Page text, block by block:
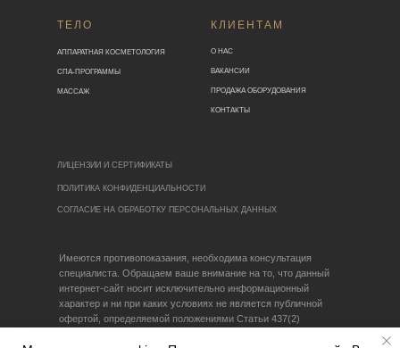
АППАРАТНАЯ КОСМЕТОЛОГИЯ
СПА-ПРОГРАММЫ
МАССАЖ
ТЕЛО
СОГЛАСИЕ НА ОБРАБОТКУ ПЕРСОНАЛЬНЫХ ДАННЫХ
ПОЛИТИКА КОНФИДЕНЦИАЛЬНОСТИ
ЛИЦЕНЗИИ И СЕРТИФИКАТЫ
Имеются противопоказания, необходима консультация
специалиста. Обращаем ваше внимание на то, что данный
интернет-сайт носит исключительно информационный
характер и ни при каких условиях не является публичной
офертой, определяемой положениями Статьи 437(2)
КЛИЕНТАМ
О НАС
ВАКАНСИИ
ПРОДАЖА ОБОРУДОВАНИЯ
КОНТАКТЫ